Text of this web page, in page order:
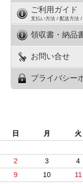
ご利用ガイド
支払い方法 / 配送方法
領収書・納品
お問い合せ
プライバシー
日
月 火
2
3 4
9
10 11